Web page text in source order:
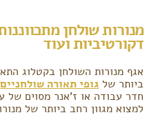
מנורות שולחן
דקורטיביות ועוד
אגף מנורות השולחן בקטלוג
ביותר שלגופי תאורה שולחניים
חדר עבודה או ז'אנר מסוים של
למצוא מגוון רחב ביותר של